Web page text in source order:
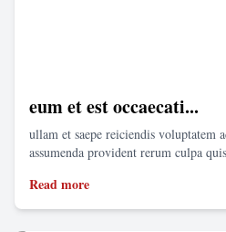
eum et est occaecati...
ullam et saepe reiciendis voluptatem
assumenda provident rerum culpa
Read more